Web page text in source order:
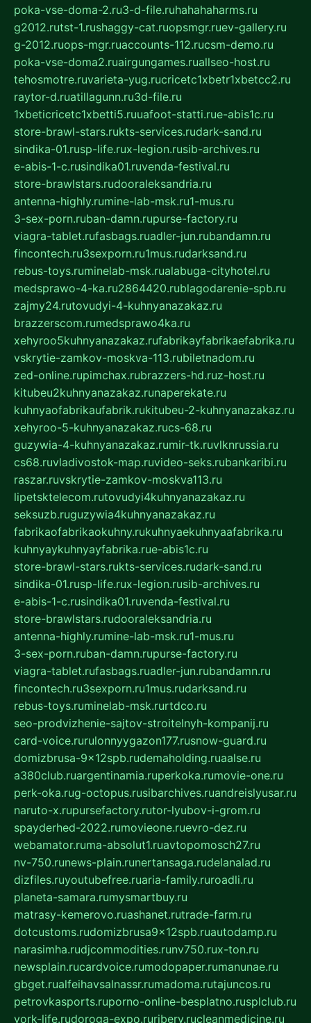
poka-vse-doma-2.ru3-d-file.ruhahahaharms.ru
g2012.rutst-1.rushaggy-cat.ruopsmgr.ruev-gallery.ru
g-2012.ruops-mgr.ruaccounts-112.rucsm-demo.ru
poka-vse-doma2.ruairgungames.ruallseo-host.ru
tehosmotre.ruvarieta-yug.rucricetc1xbetr1xbetcc2.ru
raytor-d.ruatillagunn.ru3d-file.ru
1xbeticricetc1xbetti5.ruuafoot-statti.rue-abis1c.ru
store-brawl-stars.rukts-services.rudark-sand.ru
sindika-01.rusp-life.rux-legion.rusib-archives.ru
e-abis-1-c.rusindika01.ruvenda-festival.ru
store-brawlstars.rudooraleksandria.ru
antenna-highly.rumine-lab-msk.ru1-mus.ru
3-sex-porn.ruban-damn.rupurse-factory.ru
viagra-tablet.rufasbags.ruadler-jun.rubandamn.ru
fincontech.ru3sexporn.ru1mus.rudarksand.ru
rebus-toys.ruminelab-msk.rualabuga-cityhotel.ru
medsprawo-4-ka.ru2864420.rublagodarenie-spb.ru
zajmy24.rutovudyi-4-kuhnyanazakaz.ru
brazzerscom.rumedsprawo4ka.ru
xehyroo5kuhnyanazakaz.rufabrikayfabrikaefabrika.ru
vskrytie-zamkov-moskva-113.rubiletnadom.ru
zed-online.rupimchax.rubrazzers-hd.ruz-host.ru
kitubeu2kuhnyanazakaz.runaperekate.ru
kuhnyaofabrikaufabrik.rukitubeu-2-kuhnyanazakaz.ru
xehyroo-5-kuhnyanazakaz.rucs-68.ru
guzywia-4-kuhnyanazakaz.rumir-tk.ruvlknrussia.ru
cs68.ruvladivostok-map.ruvideo-seks.rubankaribi.ru
raszar.ruvskrytie-zamkov-moskva113.ru
lipetsktelecom.rutovudyi4kuhnyanazakaz.ru
seksuzb.ruguzywia4kuhnyanazakaz.ru
fabrikaofabrikaokuhny.rukuhnyaekuhnyaafabrika.ru
kuhnyaykuhnyayfabrika.rue-abis1c.ru
store-brawl-stars.rukts-services.rudark-sand.ru
sindika-01.rusp-life.rux-legion.rusib-archives.ru
e-abis-1-c.rusindika01.ruvenda-festival.ru
store-brawlstars.rudooraleksandria.ru
antenna-highly.rumine-lab-msk.ru1-mus.ru
3-sex-porn.ruban-damn.rupurse-factory.ru
viagra-tablet.rufasbags.ruadler-jun.rubandamn.ru
fincontech.ru3sexporn.ru1mus.rudarksand.ru
rebus-toys.ruminelab-msk.rurtdco.ru
seo-prodvizhenie-sajtov-stroitelnyh-kompanij.ru
card-voice.rurulonnyygazon177.rusnow-guard.ru
domizbrusa-9x12spb.rudemaholding.ruaalse.ru
a380club.ruargentinamia.ruperkoka.rumovie-one.ru
perk-oka.rug-octopus.rusibarchives.ruandreislyusar.ru
naruto-x.rupursefactory.rutor-lyubov-i-grom.ru
spayderhed-2022.rumovieone.ruevro-dez.ru
webamator.ruma-absolut1.ruavtopomosch27.ru
nv-750.runews-plain.runertansaga.rudelanalad.ru
dizfiles.ruyoutubefree.ruaria-family.ruroadli.ru
planeta-samara.rumysmartbuy.ru
matrasy-kemerovo.ruashanet.rutrade-farm.ru
dotcustoms.rudomizbrusa9x12spb.ruautodamp.ru
narasimha.rudjcommodities.runv750.rux-ton.ru
newsplain.rucardvoice.rumodopaper.rumanunae.ru
gbget.rualfeihavsalnassr.rumadoma.rutajuncos.ru
petrovkasports.ruporno-online-besplatno.rusplclub.ru
york-life.rudoroga-expo.ruribery.rucleanmedicine.ru